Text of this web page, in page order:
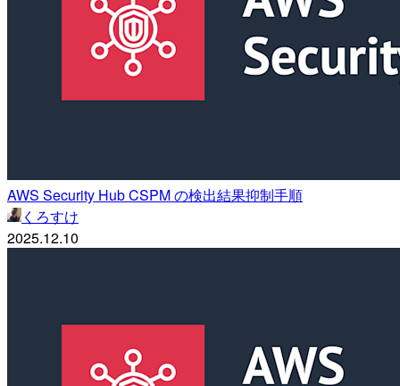
AWS Security Hub CSPM の検出結果抑制手順
くろすけ
2025.12.10